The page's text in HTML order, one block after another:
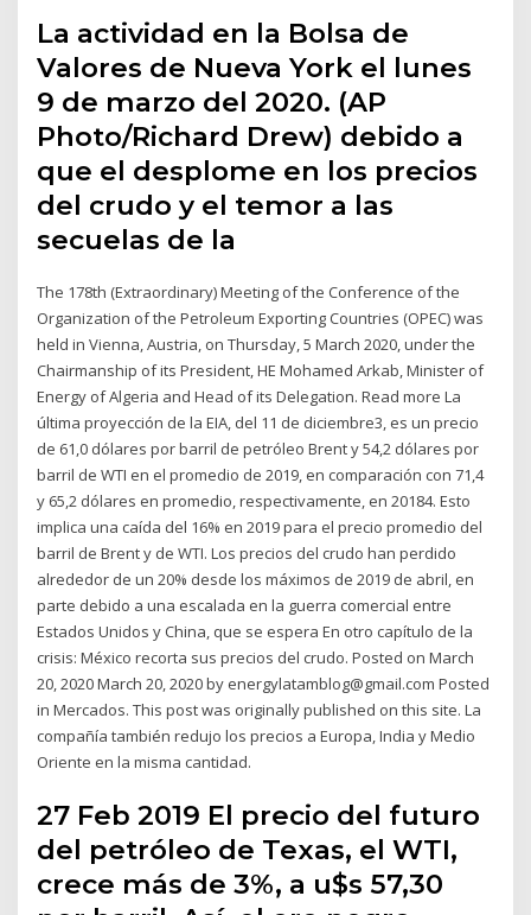
La actividad en la Bolsa de
Valores de Nueva York el lunes
9 de marzo del 2020. (AP
Photo/Richard Drew) debido a
que el desplome en los precios
del crudo y el temor a las
secuelas de la
The 178th (Extraordinary) Meeting of the Conference of the
Organization of the Petroleum Exporting Countries (OPEC) was
held in Vienna, Austria, on Thursday, 5 March 2020, under the
Chairmanship of its President, HE Mohamed Arkab, Minister of
Energy of Algeria and Head of its Delegation. Read more La
última proyección de la EIA, del 11 de diciembre3, es un precio
de 61,0 dólares por barril de petróleo Brent y 54,2 dólares por
barril de WTI en el promedio de 2019, en comparación con 71,4
y 65,2 dólares en promedio, respectivamente, en 20184. Esto
implica una caída del 16% en 2019 para el precio promedio del
barril de Brent y de WTI. Los precios del crudo han perdido
alrededor de un 20% desde los máximos de 2019 de abril, en
parte debido a una escalada en la guerra comercial entre
Estados Unidos y China, que se espera En otro capítulo de la
crisis: México recorta sus precios del crudo. Posted on March
20, 2020 March 20, 2020 by energylatamblog@gmail.com Posted
in Mercados. This post was originally published on this site. La
compañía también redujo los precios a Europa, India y Medio
Oriente en la misma cantidad.
27 Feb 2019 El precio del futuro
del petróleo de Texas, el WTI,
crece más de 3%, a u$s 57,30